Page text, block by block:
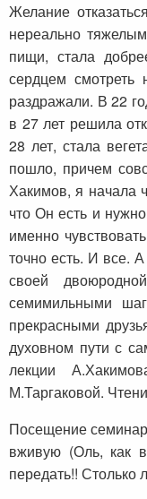
Желание
нереально
пищи, стала
сердцем
раздражали. В 22
в 27 лет решила
28 лет, стала
пошло, причем
Хакимов, я начала
что Он есть и
именно
точно есть. И все.
своей
семимильными
прекрасными
духовном пути с
лекции
М.Таргаковой.
Посещение
вживую (Оль, как
передать!! Столько